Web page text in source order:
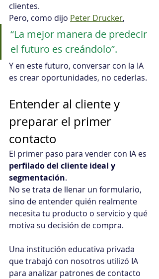
clientes.
Pero, como dijo Peter Drucker,
“La mejor manera de predecir
el futuro es creándolo”.
Y en este futuro, conversar con la IA
es crear oportunidades, no cederlas.
Entender al cliente y
preparar el primer
contacto
El primer paso para vender con IA es
perfilado del cliente ideal y
segmentación.
No se trata de llenar un formulario,
sino de entender quién realmente
necesita tu producto o servicio y qué
motiva su decisión de compra.
Una institución educativa privada
que trabajó con nosotros utilizó IA
para analizar patrones de contacto